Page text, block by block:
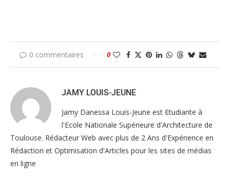
0 commentaires 0
JAMY LOUIS-JEUNE
Jamy Danessa Louis-Jeune est Etudiante à
l'Ecole Nationale Supérieure d'Architecture de
Toulouse. Rédacteur Web avec plus de 2 Ans d'Expérience en
Rédaction et Optimisation d'Articles pour les sites de médias
en ligne